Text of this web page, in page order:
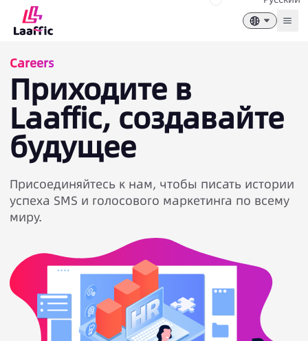
Careers
Приходите в
Laaffic, создавайте
будущее
Присоединяйтесь к нам, чтобы писать истории
успеха SMS и голосового маркетинга по всему
миру.